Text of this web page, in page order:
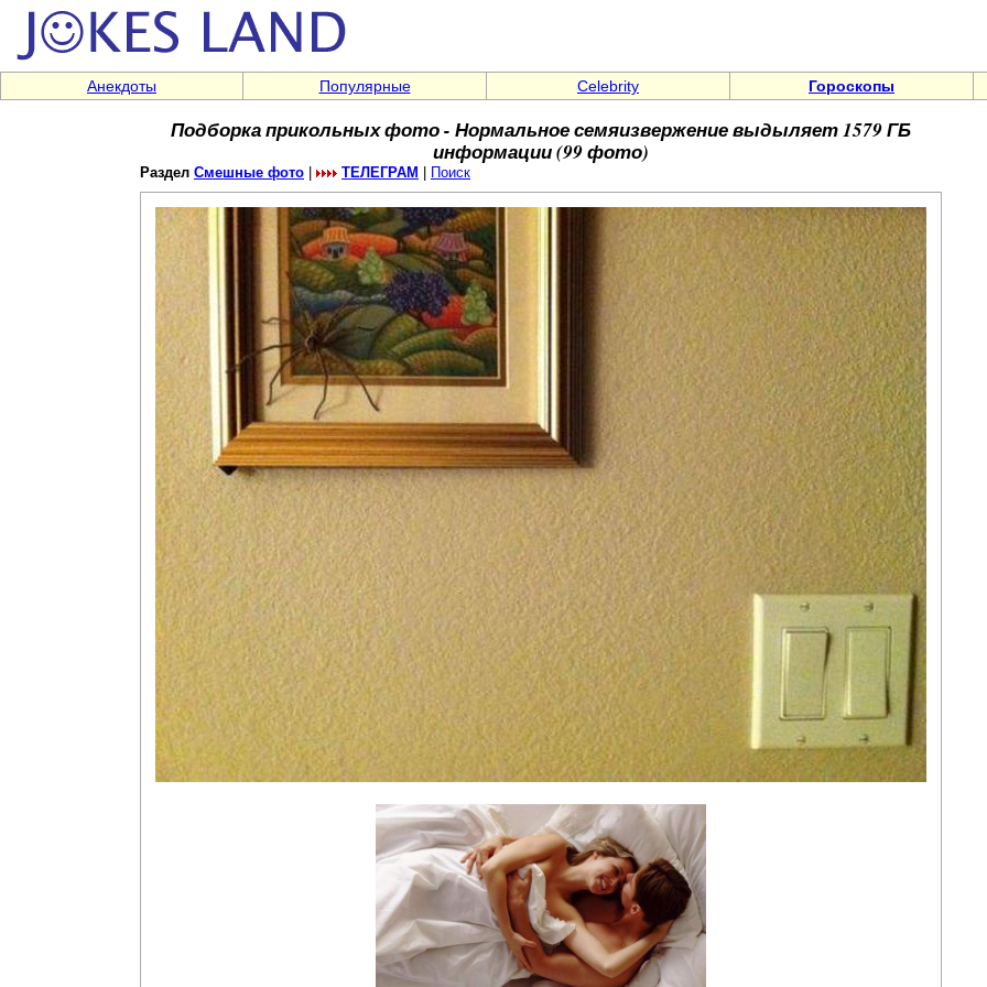
Анекдоты Популярные Celebrity Гороскопы
Подборка прикольных фото - Нормальное семяизвержение выдыляет 1579 ГБ
информации (99 фото)
Раздел Смешные фото ТЕЛЕГРАМ Поиск